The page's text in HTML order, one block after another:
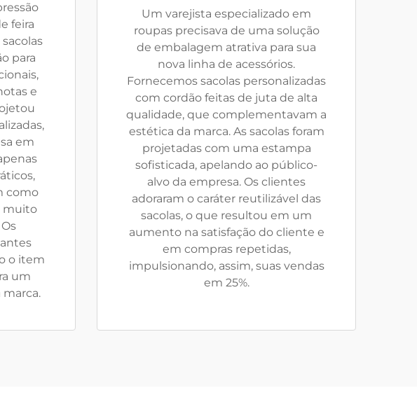
feira
para
e
em
como
muito
o item
um
Um varejista especializado em
roupas precisava de uma solução
de embalagem atrativa para sua
nova linha de acessórios.
Fornecemos sacolas personalizadas
com cordão feitas de juta de alta
qualidade, que complementavam a
estética da marca. As sacolas foram
projetadas com uma estampa
sofisticada, apelando ao público-
alvo da empresa. Os clientes
adoraram o caráter reutilizável das
sacolas, o que resultou em um
aumento na satisfação do cliente e
em compras repetidas,
impulsionando, assim, suas vendas
em 25%.